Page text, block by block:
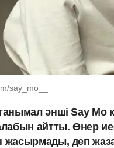
say_mo__
әнші Say
айтты. Өнер
жасырмады, деп